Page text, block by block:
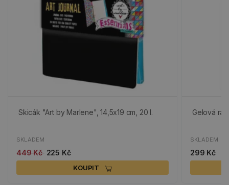
Skicák "Art by Marlene", 14,5x19 cm, 20 l.
SKLADEM
449 Kč 225 Kč
KOUPIT
Gelová
SKLADEM
299 Kč